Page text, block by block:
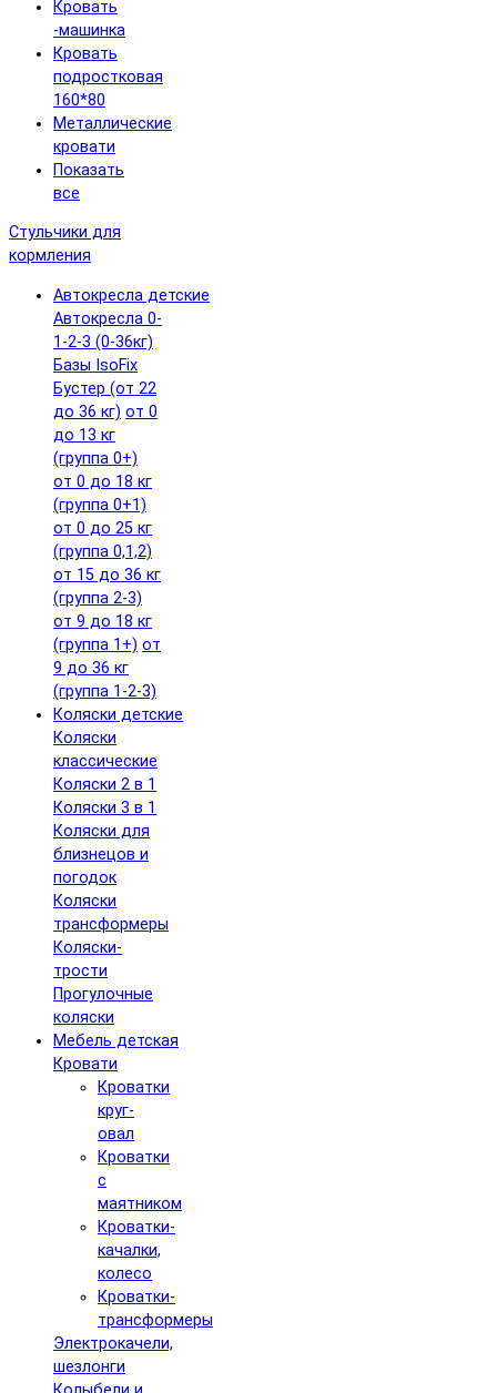
Кровать
-машинка
Кровать
подростковая
160*80
Металлические
кровати
Показать
все
Стульчики для
кормления
Автокресла детские
Автокресла 0-
1-2-3 (0-36кг)
Базы IsoFix
Бустер (от 22
до 36 кг) от 0
до 13 кг
(группа 0+)
от 0 до 18 кг
(группа 0+1)
от 0 до 25 кг
(группа 0,1,2)
от 15 до 36 кг
(группа 2-3)
от 9 до 18 кг
(группа 1+) от
9 до 36 кг
(группа 1-2-3)
Коляски детские
Коляски
классические
Коляски 2 в 1
Коляски 3 в 1
Коляски для
близнецов и
погодок
Коляски
трансформеры
Коляски-
трости
Прогулочные
коляски
Мебель детская
Кровати
Кроватки
круг-
овал
Кроватки
с
маятником
Кроватки-
качалки,
колесо
Кроватки-
трансформеры
Электрокачели,
шезлонги